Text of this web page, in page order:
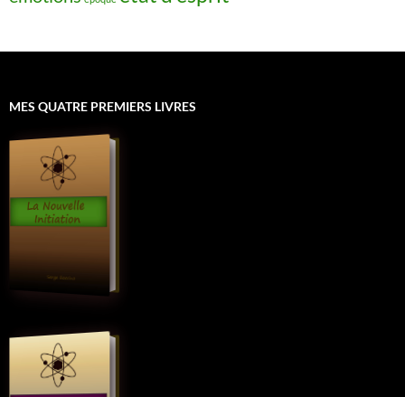
MES QUATRE PREMIERS LIVRES